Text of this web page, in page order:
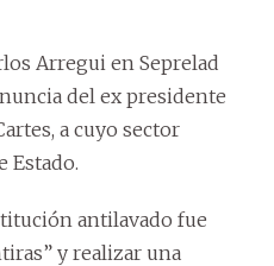
Arregui en Seprelad
del ex presidente
a cuyo sector
Estado.
antilavado fue
y realizar una